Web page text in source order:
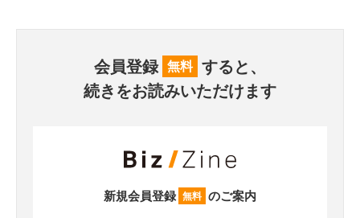
会員登録 無料 すると、
続きをお読みいただけます
新規会員登録 無料 のご案内